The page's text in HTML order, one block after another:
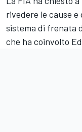
rivedere le cause
sistema di frenata
che ha coinvolto